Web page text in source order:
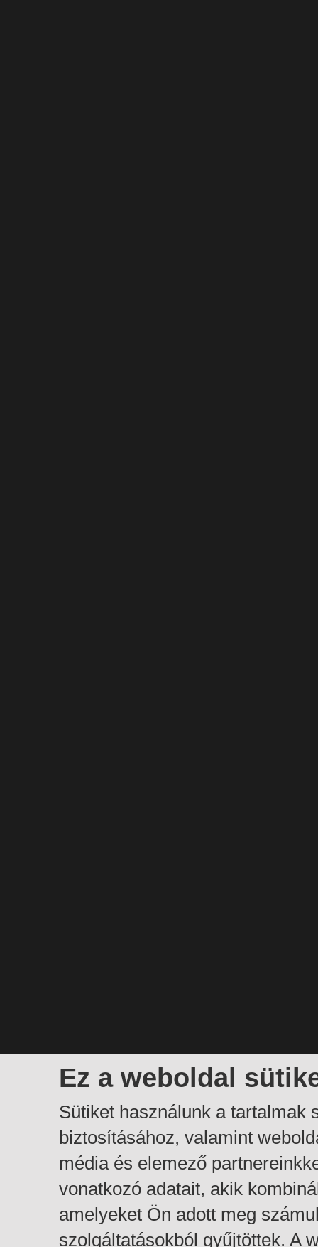
Ez a weboldal
Sütiket használunk a tartalmak
biztosításához, valamint
média és elemező
vonatkozó adatait, akik
amelyeket Ön adott meg
szolgáltatásokból gyűjtöttek. A